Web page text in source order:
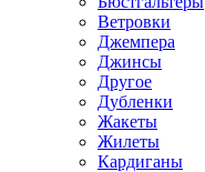
Ветровки
Джемпера
Джинсы
Другое
Дубленки
Жакеты
Жилеты
Кардиганы